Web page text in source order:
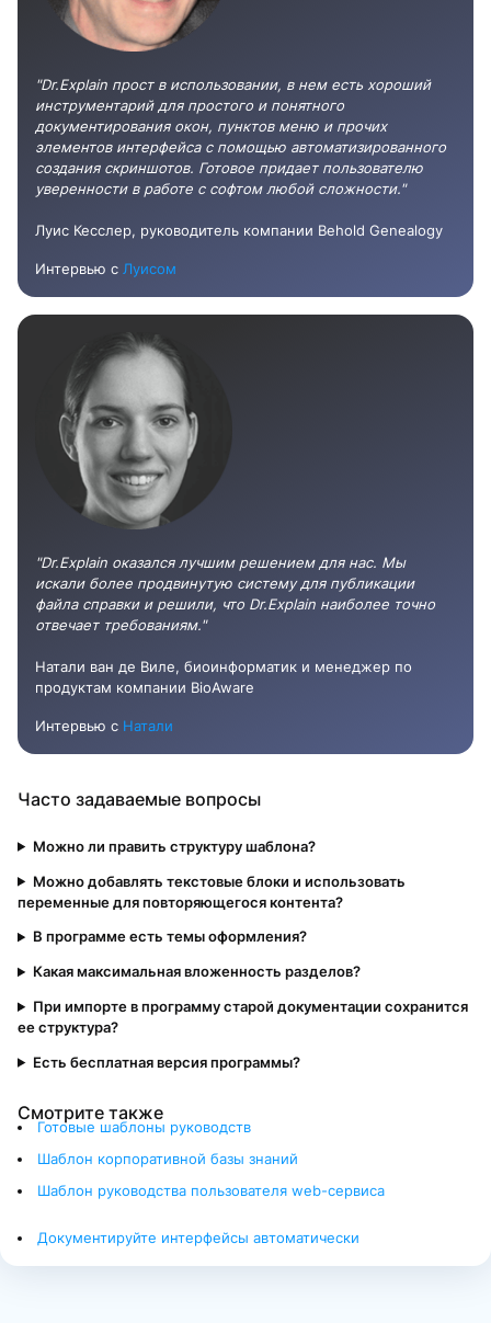
"Dr.Explain прост в использовании, в нем есть хороший
инструментарий для простого и понятного
документирования окон, пунктов меню и прочих
элементов интерфейса с помощью автоматизированного
создания скриншотов. Готовое придает пользователю
уверенности в работе с софтом любой сложности."
Луис Кесслер, руководитель компании Behold Genealogy
Интервью с Луисом
"Dr.Explain оказался лучшим решением для нас. Мы
искали более продвинутую систему для публикации
файла справки и решили, что Dr.Explain наиболее точно
отвечает требованиям."
Натали ван де Виле, биоинформатик и менеджер по
продуктам компании BioAware
Интервью с Натали
Часто задаваемые вопросы
Можно ли править структуру шаблона?
Можно добавлять текстовые блоки и использовать
переменные для повторяющегося контента?
В программе есть темы оформления?
Какая максимальная вложенность разделов?
При импорте в программу старой документации сохранится
ее структура?
Есть бесплатная версия программы?
Смотрите также
Готовые шаблоны руководств
Шаблон корпоративной базы знаний
Шаблон руководства пользователя web-сервиса
Документируйте интерфейсы автоматически